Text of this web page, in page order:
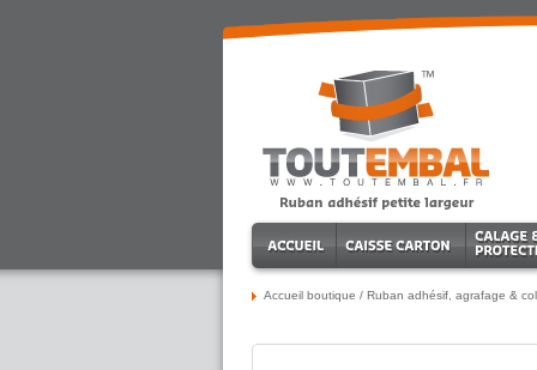
Accueil boutique / Ruban adhésif, agrafage &